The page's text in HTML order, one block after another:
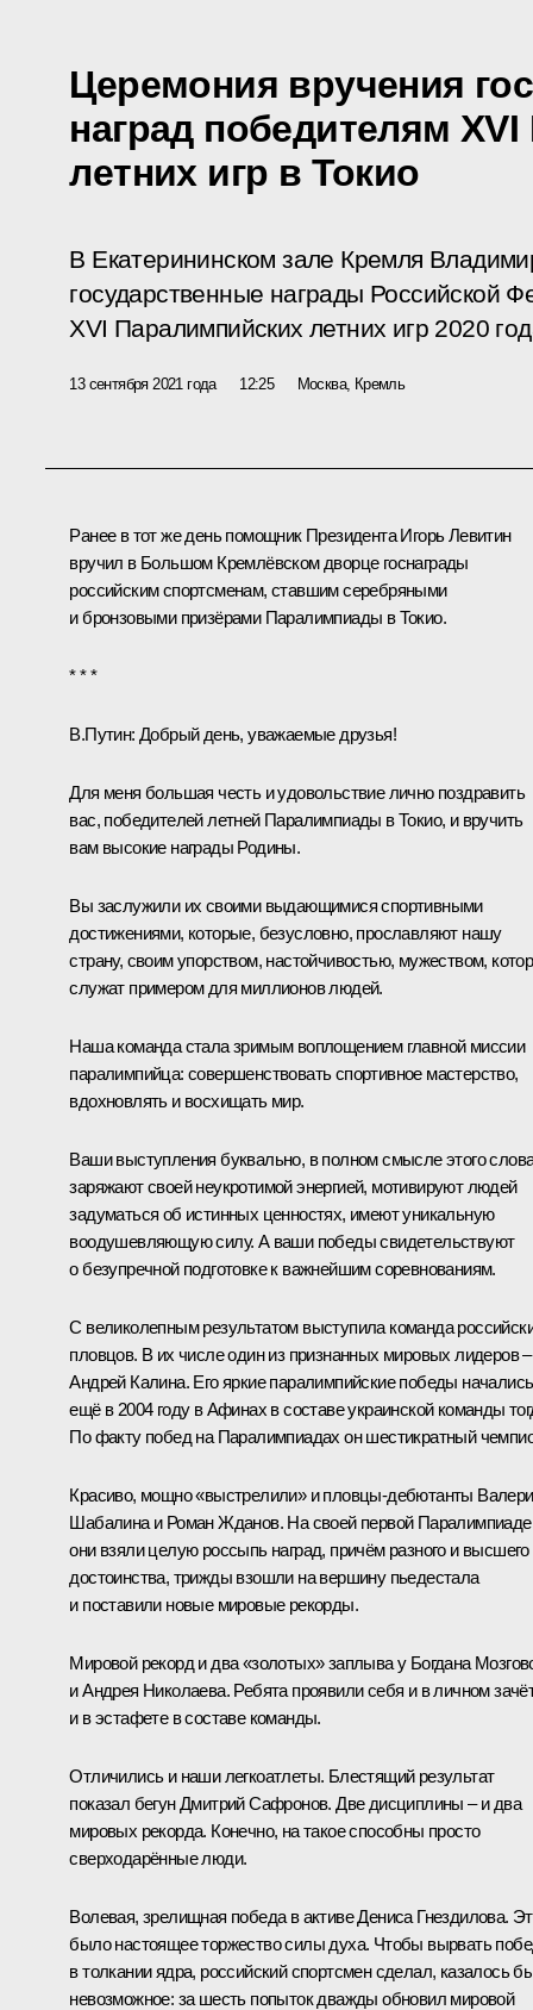
Церемония вручения
наград победителям
летних игр в Токио
В Екатерининском зале Кремля
государственные награды Российской
XVI Паралимпийских летних игр 2020
13 сентября 2021 года 12:25 Москва, Кремль
Ранее в тот же день помощник ПрезидентаИгорь Левитин
вручил в Большом Кремлёвском дворце госнаграды
российским спортсменам, ставшим серебряными
и бронзовыми призёрами Паралимпиады в Токио.
* * *
В.Путин: Добрый день, уважаемые друзья!
Для меня большая честь и удовольствие лично поздравить
вас, победителей летней Паралимпиады в Токио, и вручить
вам высокие награды Родины.
Вы заслужили их своими выдающимися спортивными
достижениями, которые, безусловно, прославляют нашу
страну, своим упорством, настойчивостью, мужеством,
служат примером для миллионов людей.
Наша команда стала зримым воплощением главной миссии
паралимпийца: совершенствовать спортивное мастерство,
вдохновлять и восхищать мир.
Ваши выступления буквально, в полном смысле этого
заряжают своей неукротимой энергией, мотивируют людей
задуматься об истинных ценностях, имеют уникальную
воодушевляющую силу. А ваши победы свидетельствуют
о безупречной подготовке к важнейшим соревнованиям.
С великолепным результатом выступила команда
пловцов. В их числе один из признанных мировых лидеров –
Андрей Калина. Его яркие паралимпийские победы начались
ещё в 2004 году в Афинах в составе украинской команды
По факту побед на Паралимпиадах он шестикратный
Красиво, мощно «выстрелили» и пловцы-дебютанты
Шабалина и Роман Жданов. На своей первой Паралимпиаде
они взяли целую россыпь наград, причём разного и высшего
достоинства, трижды взошли на вершину пьедестала
и поставили новые мировые рекорды.
Мировой рекорд и два «золотых» заплыва у Богдана
и Андрея Николаева. Ребята проявили себя и в личном
и в эстафете в составе команды.
Отличились и наши легкоатлеты. Блестящий результат
показал бегун Дмитрий Сафронов. Две дисциплины – и два
мировых рекорда. Конечно, на такое способны просто
сверходарённые люди.
Волевая, зрелищная победа в активе Дениса Гнездилова.
было настоящее торжество силы духа. Чтобы вырвать
в толкании ядра, российский спортсмен сделал, казалось
невозможное: за шесть попыток дважды обновил мировой